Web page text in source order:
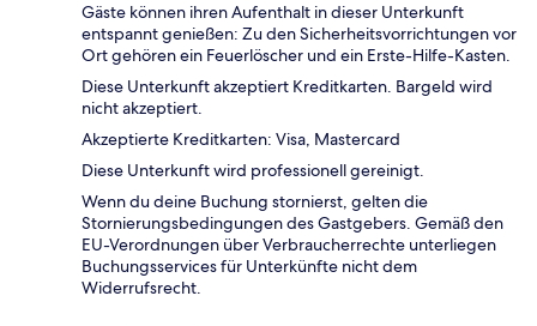
Gäste können ihren Aufenthalt in dieser Unterkunft
entspannt genießen: Zu den Sicherheitsvorrichtungen vor
Ort gehören ein Feuerlöscher und ein Erste-Hilfe-Kasten.
Diese Unterkunft akzeptiert Kreditkarten. Bargeld wird
nicht akzeptiert.
Akzeptierte Kreditkarten: Visa, Mastercard
Diese Unterkunft wird professionell gereinigt.
Wenn du deine Buchung stornierst, gelten die
Stornierungsbedingungen des Gastgebers. Gemäß den
EU-Verordnungen über Verbraucherrechte unterliegen
Buchungsservices für Unterkünfte nicht dem
Widerrufsrecht.